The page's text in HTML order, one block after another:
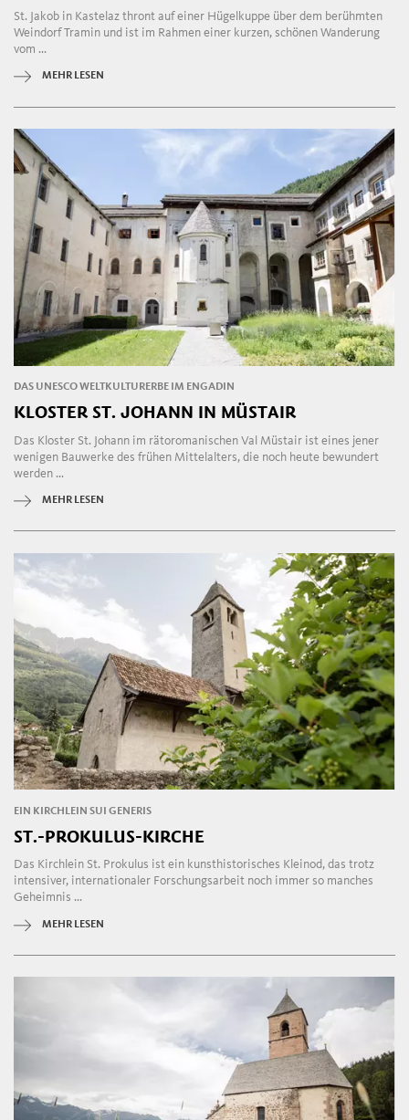
St. Jakob in Kastelaz thront auf einer Hügelkuppe über dem berühmten
Weindorf Tramin und ist im Rahmen einer kurzen, schönen Wanderung
vom ...
MEHR LESEN
DAS UNESCO WELTKULTURERBE IM ENGADIN
KLOSTER ST. JOHANN IN MÜSTAIR
Das Kloster St. Johann im rätoromanischen Val Müstair ist eines jener
wenigen Bauwerke des frühen Mittelalters, die noch heute bewundert
werden ...
MEHR LESEN
EIN KIRCHLEIN SUI GENERIS
ST.-PROKULUS-KIRCHE
Das Kirchlein St. Prokulus ist ein kunsthistorisches Kleinod, das trotz
intensiver, internationaler Forschungsarbeit noch immer so manches
Geheimnis ...
MEHR LESEN